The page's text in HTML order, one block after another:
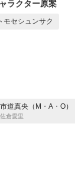
ラクター原案
モセシュンサク
市道真央（M・A・O）
佐倉愛里